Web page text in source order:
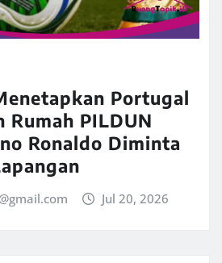
Portugal
Rumah PILDUN
Ronaldo Diminta
Jul 20, 2026